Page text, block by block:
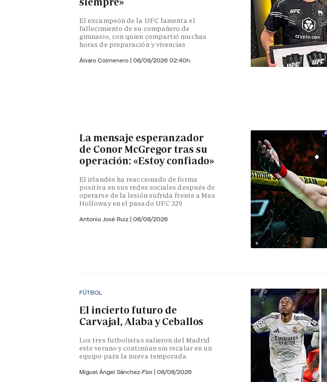
El excampeón de la UFC lamenta el
fallecimiento de su compañero de
gimnasio, con quien compartió muchas
horas de preparación y vivencias
Álvaro Colmenero | 08/08/2026 02:40h.
La mensaje esperanzador
de Conor McGregor tras su
operación: «Estoy confiado»
El irlandés ha reaccionado de forma
positiva en sus redes sociales después de
operarse de la lesión sufrida frente a Max
Holloway en el pasado UFC 329
Antonio José Ruiz | 08/08/2026
FÚTBOL
El incierto futuro de
Carvajal, Alaba y Ceballos
Los tres futbolistas salieron del Madrid
este verano y continúan sin recalar en un
equipo para la nueva temporada
Miguel Ángel Sánchez-Flor | 08/08/2026